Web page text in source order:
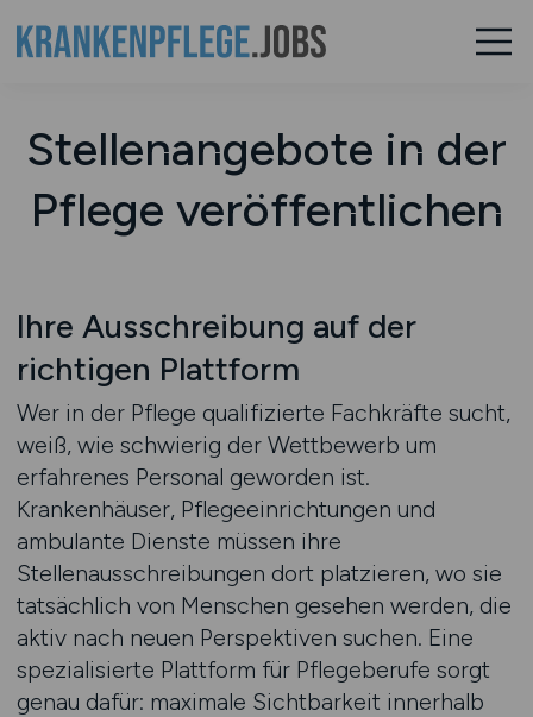
Stellenangebote in der
Pflege veröffentlichen
Ihre Ausschreibung auf der
richtigen Plattform
Wer in der Pflege qualifizierte Fachkräfte sucht,
weiß, wie schwierig der Wettbewerb um
erfahrenes Personal geworden ist.
Krankenhäuser, Pflegeeinrichtungen und
ambulante Dienste müssen ihre
Stellenausschreibungen dort platzieren, wo sie
tatsächlich von Menschen gesehen werden, die
aktiv nach neuen Perspektiven suchen. Eine
spezialisierte Plattform für Pflegeberufe sorgt
genau dafür: maximale Sichtbarkeit innerhalb